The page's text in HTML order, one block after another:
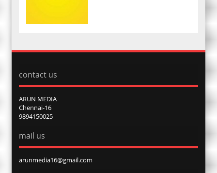
contact us
ARUN MEDIA
Chennai-16
9894150025
mail us
arunmedia16@gmail.com